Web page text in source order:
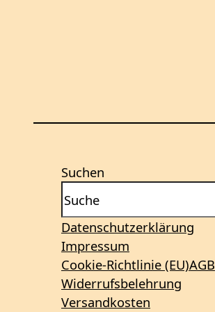
Suchen
Datenschutzerklärung
Impressum
Cookie-Richtlinie (EU)AGB
Widerrufsbelehrung
Versandkosten